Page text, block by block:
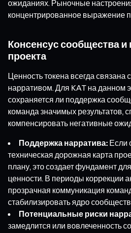
ожиданиях. Рыночные
концентрированное выражение
Консенсус сообщества и
проекта
Ценность токена всегда связана
нарративом. Для KAT на данном
сохраняется ли поддержка
команда значимых результатов,
компенсировать негативные
Поддержка нарратива: Если
техническая дорожная карта
плану, это создает фундамент
ценности. В периоды коррекции
прозрачная коммуникация
стабилизировать ядро
Потенциальные риски
замедлится или вовлеченность